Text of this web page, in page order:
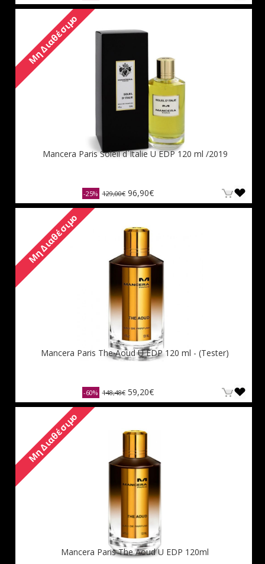
Μη Διαθέσιμο
Mancera Paris Soleil d`Italie U EDP 120 ml /2019
-25% 129,00€ 96,90€
Μη Διαθέσιμο
Mancera Paris The Aoud U EDP 120 ml - (Tester)
-60% 148,48€ 59,20€
Μη Διαθέσιμο
Mancera Paris The Aoud U EDP 120ml